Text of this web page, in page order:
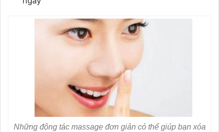
Những động tác massage đơn giản có thể giúp bạn xóa